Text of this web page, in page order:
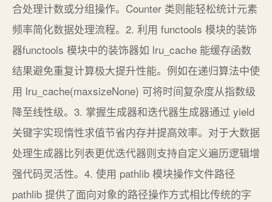
合处理计数或分组操作。Counter 类则能轻松统计元素
频率简化数据处理流程。2. 利用 functools 模块的装饰
器functools 模块中的装饰器如 lru_cache 能缓存函数
结果避免重复计算极大提升性能。例如在递归算法中使
用 lru_cache(maxsizeNone) 可将时间复杂度从指数级
降至线性级。3. 掌握生成器和迭代器生成器通过 yield
关键字实现惰性求值节省内存并提高效率。对于大数据
处理生成器比列表更优迭代器则支持自定义遍历逻辑增
强代码灵活性。4. 使用 pathlib 模块操作文件路径
pathlib 提供了面向对象的路径操作方式相比传统的字